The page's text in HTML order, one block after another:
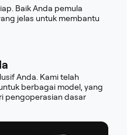
Baik Anda pemula
jelas untuk membantu
Anda. Kami telah
berbagai model, yang
pengoperasian dasar